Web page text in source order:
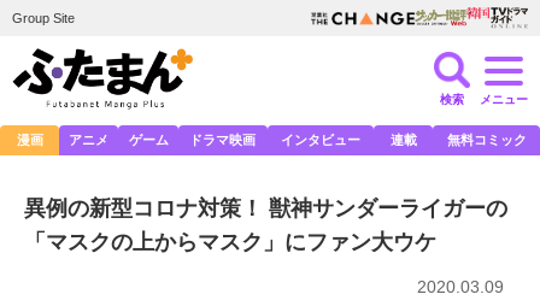
Group Site
検索 メニュー
漫画 アニメ ゲーム ドラマ映画 インタビュー 連載 無料コミック
異例の新型コロナ対策！ 獣神サンダーライガーの
「マスクの上からマスク」にファン大ウケ
2020.03.09